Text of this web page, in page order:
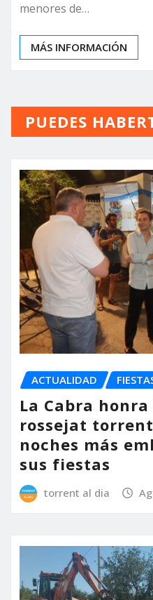
menores de…
MÁS INFORMACIÓN
PUEDES
ACTUALIDAD
La Cabra
rossejat
noches más
sus fiestas
torrent al dia